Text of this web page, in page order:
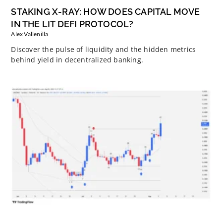
STAKING X-RAY: HOW DOES CAPITAL MOVE
IN THE LIT DEFI PROTOCOL?
Alex Vallenilla
Discover the pulse of liquidity and the hidden metrics
behind yield in decentralized banking.